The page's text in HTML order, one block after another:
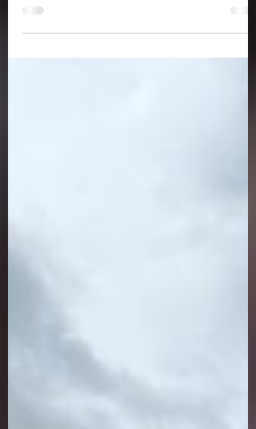
– ein Wochenende, auf das sich unsere
Jugendlichen jedes Jahr...